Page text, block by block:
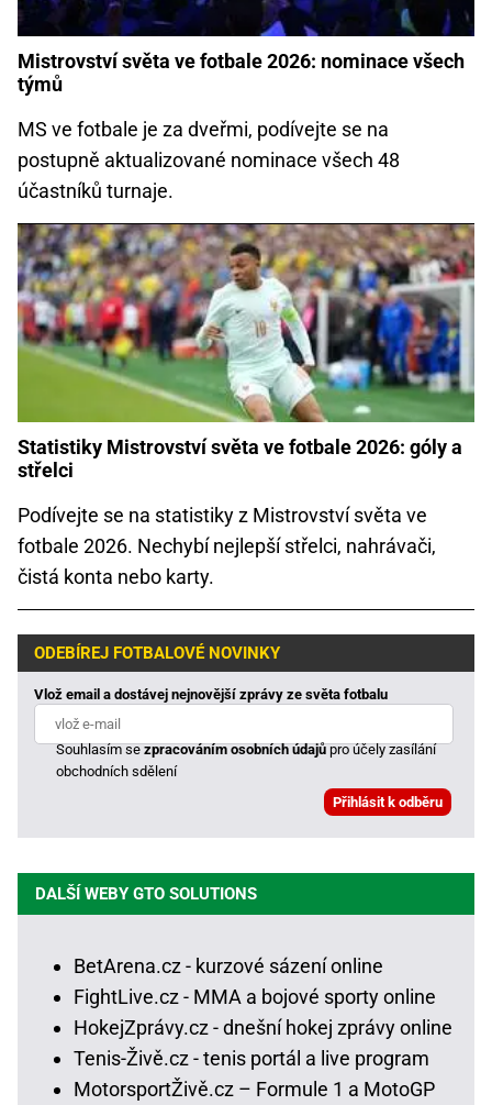
Mistrovství světa ve fotbale 2026: nominace všech
týmů
MS ve fotbale je za dveřmi, podívejte se na
postupně aktualizované nominace všech 48
účastníků turnaje.
Statistiky Mistrovství světa ve fotbale 2026: góly a
střelci
Podívejte se na statistiky z Mistrovství světa ve
fotbale 2026. Nechybí nejlepší střelci, nahrávači,
čistá konta nebo karty.
ODEBÍREJ FOTBALOVÉ NOVINKY
Vlož email a dostávej nejnovější zprávy ze světa fotbalu
Souhlasím sezpracováním osobních údajůpro účely zasílání
obchodních sdělení
DALŠÍ WEBY GTO SOLUTIONS
BetArena.cz - kurzové sázení online
FightLive.cz - MMA a bojové sporty online
HokejZprávy.cz - dnešní hokej zprávy online
Tenis-Živě.cz - tenis portál a live program
MotorsportŽivě.cz – Formule 1 a MotoGP